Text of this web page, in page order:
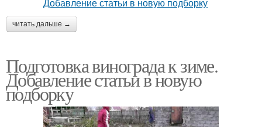
читать дальше →
Подготовка винограда к зиме.
Добавление статьи в новую
подборку